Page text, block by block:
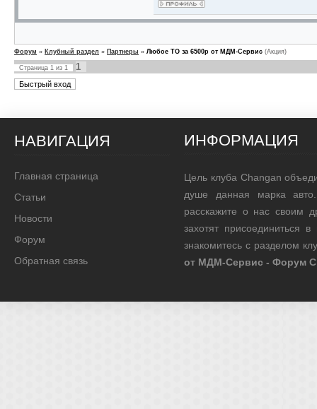
Форум » Клубный раздел » Партнеры » Любое ТО за 6500р от МДМ-Сервис (Акция)
Страница 1 из 1 1
НАВИГАЦИЯ
Главная страница
Статьи
Новости
Форум
Обратная связь
ИНФОРМАЦИЯ
Цель клуба Changan
душе данная марка
расскажите о нас своим
захотят присоединиться
знакомитесь с разделом
от МДМ-Сервис - Форум